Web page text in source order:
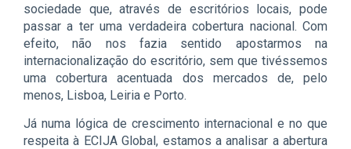
sociedade que, através de escritórios locais, pode
passar a ter uma verdadeira cobertura nacional. Com
efeito, não nos fazia sentido apostarmos na
internacionalização do escritório, sem que tivéssemos
uma cobertura acentuada dos mercados de, pelo
menos, Lisboa, Leiria e Porto.
Já numa lógica de crescimento internacional e no que
respeita à ECIJA Global, estamos a analisar a abertura